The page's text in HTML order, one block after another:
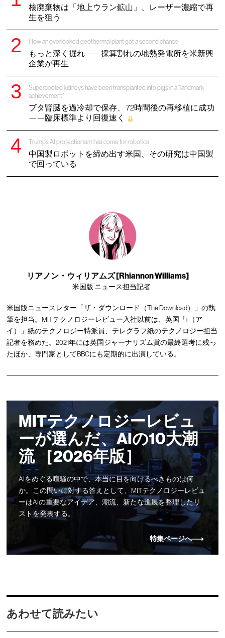
核廃棄物は「地上ウラン鉱山」、レーザー濃縮で再
生を狙う
How an overlooked geothermal plant got a second chance
もっと深く掘れ——採算割れの地熱発電所を米新興
企業が再生
Supercooled kidneys have been transplanted into pigs in a “landmark
achievement”
ブタ腎臓を過冷却で保存、 72時間後の再移植に成功
——臨床標準より回復速く
Trump’s AI protectionism has come for robotics
中国製ロボットを締め出す米国、その研究は中国製
で回っている
リアノン・ウィリアムズ [Rhiannon Williams]
米国版 ニュース担当記者
米国版ニュースレター「ザ・ダウンロード（The Download）」の執
筆を担当。MITテクノロジーレビュー入社以前は、英国「i （ア
イ）」紙のテクノロジー特派員、テレグラフ紙のテクノロジー担当
記者を務めた。2021年には英国ジャーナリズム賞の最終選考に残っ
たほか、専門家としてBBCにも定期的に出演している。
MITテクノロジーレビュ
ーが選んだ、AIの10大潮
流 ［2026年版］
AIをめぐる喧騒の中で、本当に目を向けるべきものは何
か。この問いに対する答えとして、MITテクノロジーレビュ
ーはAIの重要なアイデア、潮流、新たな進展を整理したリ
ストを発表する。
特集ページへ
あわせて読みたい